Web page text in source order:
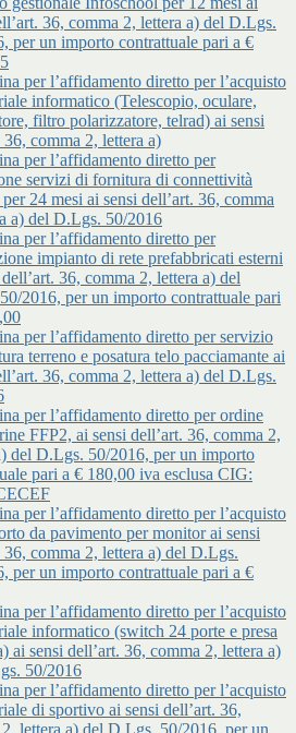
36, comma 2, lettera a) del D.Lgs.
per un importo contrattuale pari a €
per l’affidamento diretto per l’acquisto
informatico (Telescopio, oculare,
filtro polarizzatore, telrad) ai sensi
36, comma 2, lettera a)
per l’affidamento diretto per
servizi di fornitura di connettività
24 mesi ai sensi dell’art. 36, comma
a) del D.Lgs. 50/2016
per l’affidamento diretto per
impianto di rete prefabbricati esterni
36, comma 2, lettera a) del
2016, per un importo contrattuale pari
per l’affidamento diretto per servizio
terreno e posatura telo pacciamante ai
36, comma 2, lettera a) del D.Lgs.
per l’affidamento diretto per ordine
FFP2, ai sensi dell’art. 36, comma 2,
del D.Lgs. 50/2016, per un importo
pari a € 180,00 iva esclusa CIG:
per l’affidamento diretto per l’acquisto
da pavimento per monitor ai sensi
36, comma 2, lettera a) del D.Lgs.
per un importo contrattuale pari a €
per l’affidamento diretto per l’acquisto
informatico (switch 24 porte e presa
ai sensi dell’art. 36, comma 2, lettera a)
50/2016
per l’affidamento diretto per l’acquisto
di sportivo ai sensi dell’art. 36,